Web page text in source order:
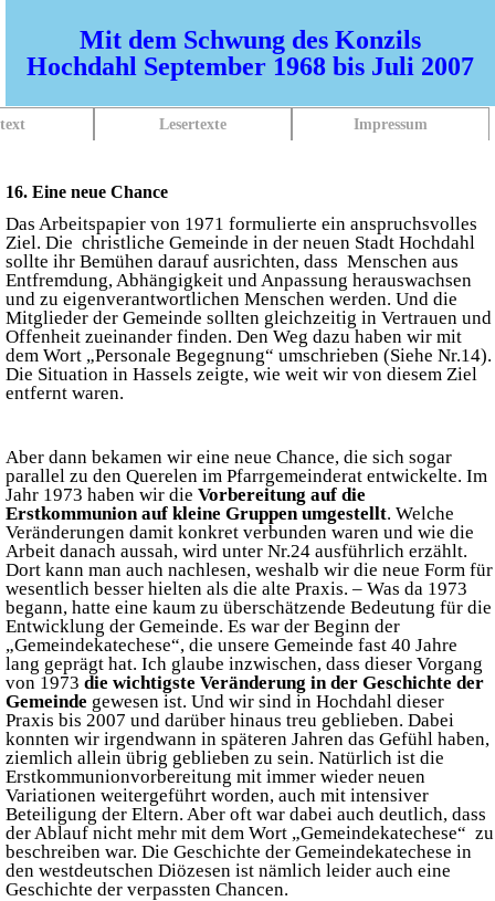
Mit dem Schwung des Konzils
Hochdahl September 1968 bis Juli 2007
Lesertexte Impressum
16. Eine neue Chance
Das Arbeitspapier von 1971 formulierte ein anspruchsvolles
Ziel. Die christliche Gemeinde in der neuen Stadt Hochdahl
sollte ihr Bemühen darauf ausrichten, dass Menschen aus
Entfremdung, Abhängigkeit und Anpassung herauswachsen
und zu eigenverantwortlichen Menschen werden. Und die
Mitglieder der Gemeinde sollten gleichzeitig in Vertrauen und
Offenheit zueinander finden. Den Weg dazu haben wir mit
dem Wort „Personale Begegnung“ umschrieben (Siehe Nr.14).
Die Situation in Hassels zeigte, wie weit wir von diesem Ziel
entfernt waren.
Aber dann bekamen wir eine neue Chance, die sich sogar
parallel zu den Querelen im Pfarrgemeinderat entwickelte. Im
Jahr 1973 haben wir die Vorbereitung auf die
Erstkommunion auf kleine Gruppen umgestellt. Welche
Veränderungen damit konkret verbunden waren und wie die
Arbeit danach aussah, wird unter Nr.24 ausführlich erzählt.
Dort kann man auch nachlesen, weshalb wir die neue Form für
wesentlich besser hielten als die alte Praxis. – Was da 1973
begann, hatte eine kaum zu überschätzende Bedeutung für die
Entwicklung der Gemeinde. Es war der Beginn der
„Gemeindekatechese“, die unsere Gemeinde fast 40 Jahre
lang geprägt hat. Ich glaube inzwischen, dass dieser Vorgang
von 1973 die wichtigste Veränderung in der Geschichte der
Gemeinde gewesen ist. Und wir sind in Hochdahl dieser
Praxis bis 2007 und darüber hinaus treu geblieben. Dabei
konnten wir irgendwann in späteren Jahren das Gefühl haben,
ziemlich allein übrig geblieben zu sein. Natürlich ist die
Erstkommunionvorbereitung mit immer wieder neuen
Variationen weitergeführt worden, auch mit intensiver
Beteiligung der Eltern. Aber oft war dabei auch deutlich, dass
der Ablauf nicht mehr mit dem Wort „Gemeindekatechese“ zu
beschreiben war. Die Geschichte der Gemeindekatechese in
den westdeutschen Diözesen ist nämlich leider auch eine
Geschichte der verpassten Chancen.